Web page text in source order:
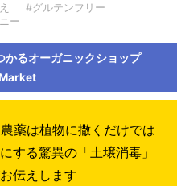
#グルテンフリー
ー
かるオーガニックショップ
農薬は植物に撒くだけでは
する驚異の「土壌消毒」
伝えします